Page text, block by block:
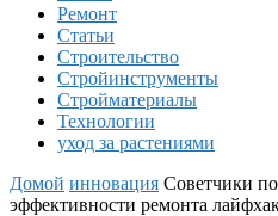
Ремонт
Статьи
Строительство
Стройинструменты
Стройматериалы
Технологии
уход за растениями
Домой инновация Советчики по
эффективности ремонта